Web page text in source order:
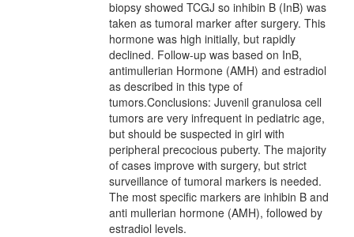
biopsy showed TCGJ so inhibin B (InB) was
taken as tumoral marker after surgery. This
hormone was high initially, but rapidly
declined. Follow-up was based on InB,
antimullerian Hormone (AMH) and estradiol
as described in this type of
tumors.Conclusions: Juvenil granulosa cell
tumors are very infrequent in pediatric age,
but should be suspected in girl with
peripheral precocious puberty. The majority
of cases improve with surgery, but strict
surveillance of tumoral markers is needed.
The most specific markers are inhibin B and
anti mullerian hormone (AMH), followed by
estradiol levels.